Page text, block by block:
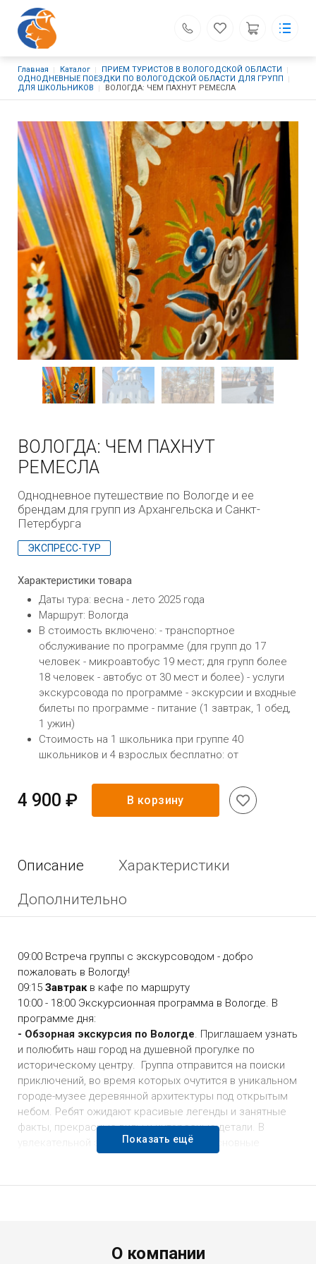
«БЕЛКА-ТУР»
Туроператор
Каталог туров
Важное
Новости
Контакты
Поиск
Личный кабинет
г. Вологда, ул. Батюшкова, д. 6, ТЦ "Шанталь", 3 этаж
zapros@belkatour.ru
+7 (8172) 72-05-57 +7 (8172) 72-06-65
Обратный вызов
Строка навигации
Главная Каталог
ПРИЕМ ТУРИСТОВ В ВОЛОГОДСКОЙ ОБЛАСТИ
ОДНОДНЕВНЫЕ ПОЕЗДКИ ПО ВОЛОГОДСКОЙ ОБЛАСТИ ДЛЯ ГРУПП
ДЛЯ ШКОЛЬНИКОВ
ВОЛОГДА: ЧЕМ ПАХНУТ РЕМЕСЛА
ВОЛОГДА: ЧЕМ ПАХНУТ
РЕМЕСЛА
Однодневное путешествие по Вологде и ее
брендам для групп из Архангельска и Санкт-
Петербурга
ЭКСПРЕСС-ТУР
Характеристики товара
Даты тура: весна - лето 2025 года
Маршрут: Вологда
В стоимость включено: - транспортное
обслуживание по программе (для групп до 17
человек - микроавтобус 19 мест; для групп более
18 человек - автобус от 30 мест и более) - услуги
экскурсовода по программе - экскурсии и входные
билеты по программе - питание (1 завтрак, 1 обед,
1 ужин)
Стоимость на 1 школьника при группе 40
школьников и 4 взрослых бесплатно: от
4 900 ₽ В корзину
Описание
Характеристики
Дополнительно
09:00 Встреча группы с экскурсоводом - добро
пожаловать в Вологду!
09:15 Завтракв кафе по маршруту
10:00 - 18:00 Экскурсионная программа в Вологде. В
программе дня:
- Обзорная экскурсия по Вологде. Приглашаем узнать
и полюбить наш город на душевной прогулке по
историческому центру. Группа отправится на поиски
приключений, во время которых очутится в уникальном
городе-музее деревянной архитектуры под открытым
небом. Ребят ожидают красивые легенды и занятные
факты, прекрасные виды и интересные детали. В
увлекательной экскурсии дети увидят основные
-Экскурсия в уникальный музей Кружева.Основная
наших дней. В «кружевном храме» гости музея смогут
Показать ещё
Menu footerО компании